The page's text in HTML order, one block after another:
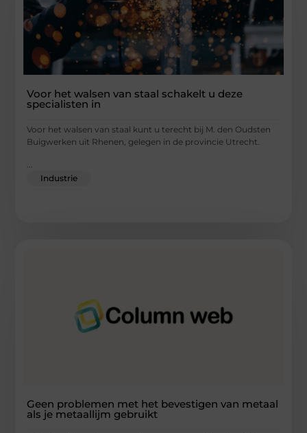
Voor het walsen van staal schakelt u deze
specialisten in
Voor het walsen van staal kunt u terecht bij M. den Oudsten
Buigwerken uit Rhenen, gelegen in de provincie Utrecht.
Industrie
Geen problemen met het bevestigen van metaal
als je metaallijm gebruikt